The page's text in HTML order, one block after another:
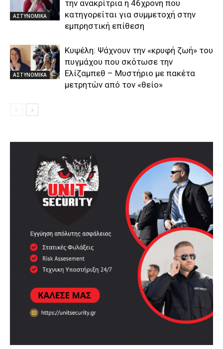
ΑΣΤΥΝΟΜΙΚΑ
την ανακρίτρια η 46χρονη που
κατηγορείται για συμμετοχή στην
εμπρηστική επίθεση
ΑΣΤΥΝΟΜΙΚΑ
Κυψέλη: Ψάχνουν την «κρυφή ζωή» του
πυγμάχου που σκότωσε την
Ελίζαμπεθ – Μυστήριο με πακέτα
μετρητών από τον «θείο»